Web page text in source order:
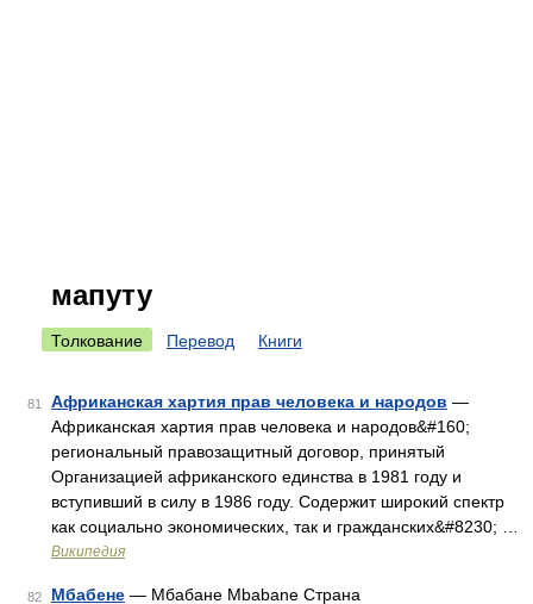
мапуту
Толкование Перевод Книги
81 Африканская хартия прав человека и народов —
Африканская хартия прав человека и народов&#160;
региональный правозащитный договор, принятый
Организацией африканского единства в 1981 году и
вступивший в силу в 1986 году. Содержит широкий спектр
как социально экономических, так и гражданских&#8230; …
Википедия
82 Мбабене — Мбабане Mbabane Страна